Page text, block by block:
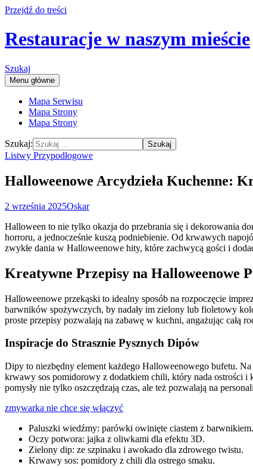
Przejdź do treści
Restauracje w naszym mieście
Szukaj
Menu główne
Mapa Serwisu
Mapa Strony
Mapa Strony
Szukaj:
Listwy Przypodłogowe
Halloweenowe Arcydzieła Kuchenne:
2 września 2025Oskar
Halloween to nie tylko okazja do przebrania się i dekorowania
horroru, a jednocześnie kuszą podniebienie. Od krwawych
zwykłe dania w Halloweenowe hity, które zachwycą gości i
Kreatywne Przepisy na Halloweenowe
Halloweenowe przekąski to idealny sposób na rozpoczęcie
barwników spożywczych, by nadały im zielony lub fioletowy
proste przepisy pozwalają na zabawę w kuchni, angażując całą
Inspiracje do Strasznie Pysznych Dipów
Dipy to niezbędny element każdego Halloweenowego bufetu.
krwawy sos pomidorowy z dodatkiem chili, który nada ostrości i
pomysły nie tylko oszczędzają czas, ale też pozwalają na
zmywarka nie chce się włączyć
Paluszki wiedźmy: parówki owinięte ciastem z barwnikiem.
Oczy potwora: jajka z oliwkami dla efektu 3D.
Zielony dip: ze szpinaku i awokado dla zdrowego twistu.
Krwawy sos: pomidory z chili dla ostrego smaku.